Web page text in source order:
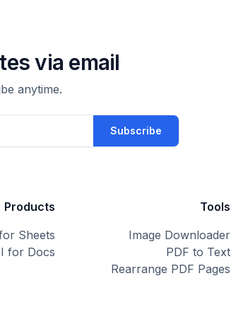
via email
anytime.
Subscribe
Products
Sheets
for Docs
Tools
Image Downloader
PDF to Text
Rearrange PDF Pages